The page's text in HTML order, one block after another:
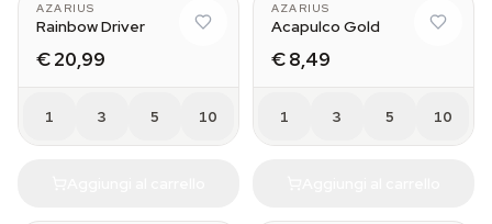
AZARIUS
Rainbow Driver
€ 20,99
1 3 5 10
AZARIUS
Acapulco Gold
€ 8,49
1 3 5 10